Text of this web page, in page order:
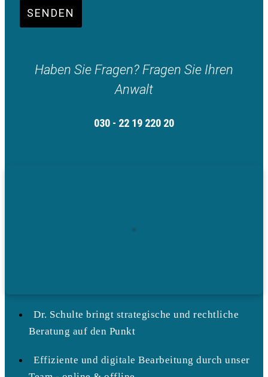
SENDEN
Haben Sie Fragen? Fragen Sie Ihren
Anwalt
030 - 22 19 220 20
Dr. Schulte bringt strategische und rechtliche
Beratung auf den Punkt
Effiziente und digitale Bearbeitung durch unser